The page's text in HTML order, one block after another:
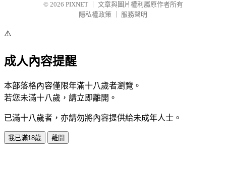
© 2026 PIXNET
文章與圖片權利屬原作者所有
隱私權政策
服務聲明
⚠️
成人內容提醒
本部落格內容僅限年滿十八歲者瀏覽。
若您未滿十八歲，請立即離開。
已滿十八歲者，亦請勿將內容提供給未成年人士。
我已滿18歲 離開